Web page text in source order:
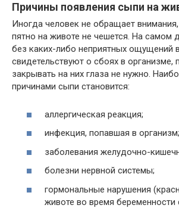
Причины появления сыпи на
Иногда человек не обращает
пятно на животе не чешется. На самом
без каких-либо неприятных ощущений
свидетельствуют о сбоях в организме,
закрывать на них глаза не нужно.
причинами сыпи становится:
аллергическая реакция;
инфекция, попавшая в организм;
заболевания желудочно-
болезни нервной системы;
гормональные нарушения
животе во время беременности